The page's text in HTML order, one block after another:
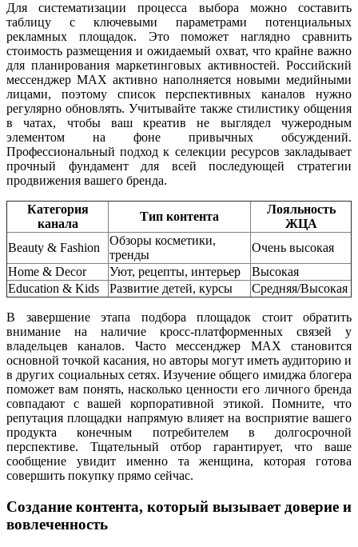
Для систематизации процесса выбора можно составить
таблицу с ключевыми параметрами потенциальных
рекламных площадок. Это поможет наглядно сравнить
стоимость размещения и ожидаемый охват, что крайне важно
для планирования маркетинговых активностей. Российский
мессенджер MAX активно наполняется новыми медийными
лицами, поэтому список перспективных каналов нужно
регулярно обновлять. Учитывайте также стилистику общения
в чатах, чтобы ваш креатив не выглядел чужеродным
элементом на фоне привычных обсуждений.
Профессиональный подход к селекции ресурсов закладывает
прочный фундамент для всей последующей стратегии
продвижения вашего бренда.
Категория
канала
Тип контента
Лояльность
ЖЦА
Beauty & Fashion
Обзоры косметики,
тренды
Очень высокая
Home & Decor
Уют, рецепты, интерьер
Высокая
Education & Kids
Развитие детей, курсы Средняя/Высокая
В завершение этапа подбора площадок стоит обратить
внимание на наличие кросс-платформенных связей у
владельцев каналов. Часто мессенджер MAX становится
основной точкой касания, но авторы могут иметь аудиторию и
в других социальных сетях. Изучение общего имиджа блогера
поможет вам понять, насколько ценности его личного бренда
совпадают с вашей корпоративной этикой. Помните, что
репутация площадки напрямую влияет на восприятие вашего
продукта конечным потребителем в долгосрочной
перспективе. Тщательный отбор гарантирует, что ваше
сообщение увидит именно та женщина, которая готова
совершить покупку прямо сейчас.
Создание контента, который вызывает доверие и
вовлеченность